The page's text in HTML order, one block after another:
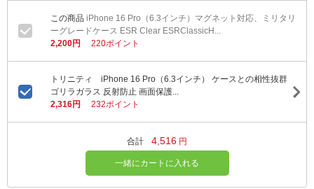
iPhone 16 Pro（6.3インチ）マグネット対応、ミリタリ
ーグレードケース ESR Clear ESRClassicH...
2,200円
220ポイント
トリニティ iPhone 16 Pro（6.3インチ） ケースとの相性抜群
ゴリラガラス 反射防止 画面保護...
2,316円
232ポイント
合計 4,516 円
一緒にカートに入れる